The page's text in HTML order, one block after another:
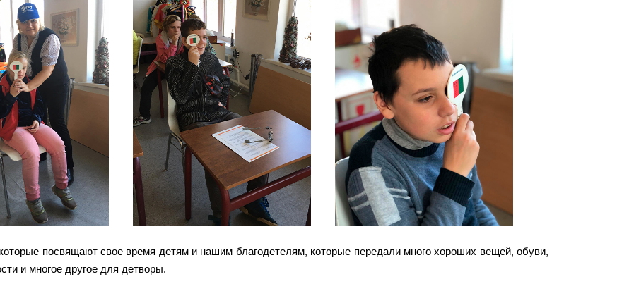
посвящают свое время детям и нашим благодетелям, которые передали много хороших вещей, обуви,
и многое другое для детворы.